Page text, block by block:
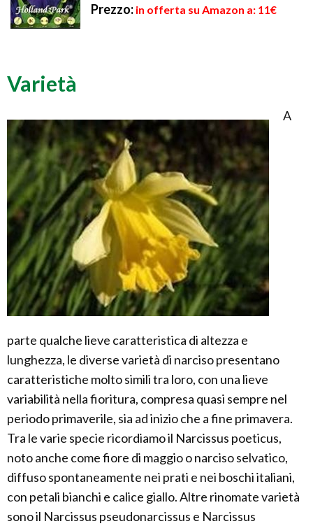
Prezzo: in offerta su Amazon a: 11€
Varietà
A
parte qualche lieve caratteristica di altezza e
lunghezza, le diverse varietà di narciso presentano
caratteristiche molto simili tra loro, con una lieve
variabilità nella fioritura, compresa quasi sempre nel
periodo primaverile, sia ad inizio che a fine primavera.
Tra le varie specie ricordiamo il Narcissus poeticus,
noto anche come fiore di maggio o narciso selvatico,
diffuso spontaneamente nei prati e nei boschi italiani,
con petali bianchi e calice giallo. Altre rinomate varietà
sono il Narcissus pseudonarcissus e Narcissus